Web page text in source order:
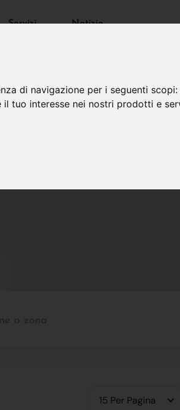
di navigazione per i seguenti scopi:
il tuo interesse nei nostri prodotti e
Servizi Notizie
15 Per Pagina